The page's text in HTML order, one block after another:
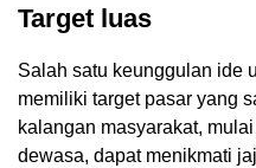
Target luas
Salah satu keunggulan ide
memiliki target pasar yang
kalangan masyarakat,
dewasa, dapat menikmati